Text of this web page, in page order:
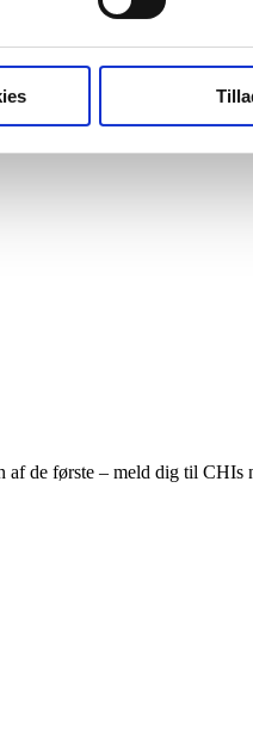
indkøb og
og
af de første – meld dig til CHIs